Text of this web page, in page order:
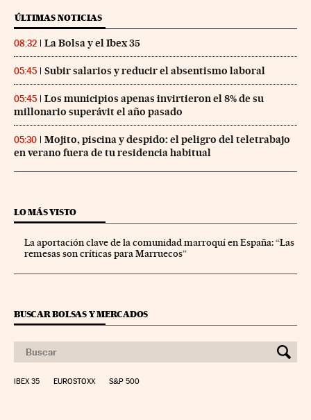
ÚLTIMAS NOTICIAS
08:32 La Bolsa y el Ibex 35
05:45 Subir salarios y reducir el absentismo laboral
05:45
Los municipios apenas invirtieron el 8% de su
millonario superávit el año pasado
05:30
Mojito, piscina y despido: el peligro del teletrabajo
en verano fuera de tu residencia habitual
LO MÁS VISTO
La aportación clave de la comunidad marroquí en España: “Las
remesas son críticas para Marruecos”
BUSCAR BOLSAS Y MERCADOS
IBEX 35 EUROSTOXX S&P 500